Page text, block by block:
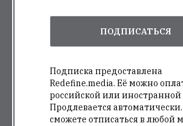
ПОДПИСАТЬСЯ
Подписка предоставлена
Redefine.media. Её можно
российской или иностранной
Продлевается
сможете отписаться в любой